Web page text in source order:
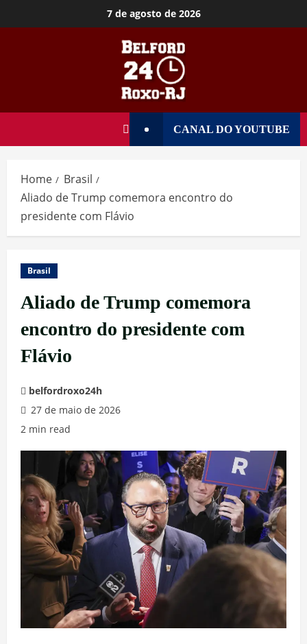
7 de agosto de 2026
CANAL DO YOUTUBE
Home
Brasil
Aliado de Trump comemora encontro do
presidente com Flávio
Brasil
Aliado de Trump comemora
encontro do presidente com
Flávio
belfordroxo24h
27 de maio de 2026
2 min read